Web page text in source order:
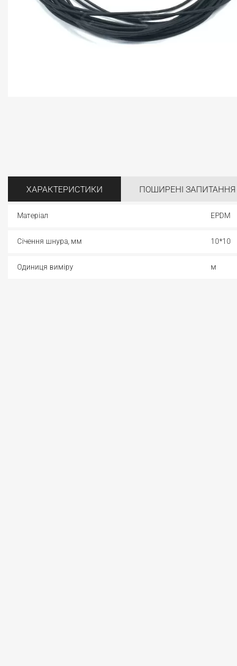
ХАРАКТЕРИСТИКИ ПОШИРЕНІ ЗАПИТАННЯ
Матеріал EPDM
Січення шнура, мм 10*10
Одиниця виміру м